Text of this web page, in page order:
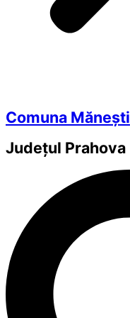
Comuna Mănești
Județul Prahova